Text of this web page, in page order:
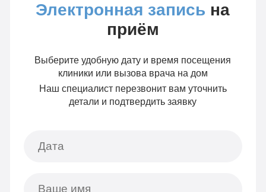
Электронная запись на
приём
Выберите удобную дату и время посещения
клиники или вызова врача на дом
Наш специалист перезвонит вам уточнить
детали и подтвердить заявку